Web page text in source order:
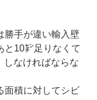
勝手が違い輸入壁
と10㌢足りなくて
しなければならな
面積に対してシビ